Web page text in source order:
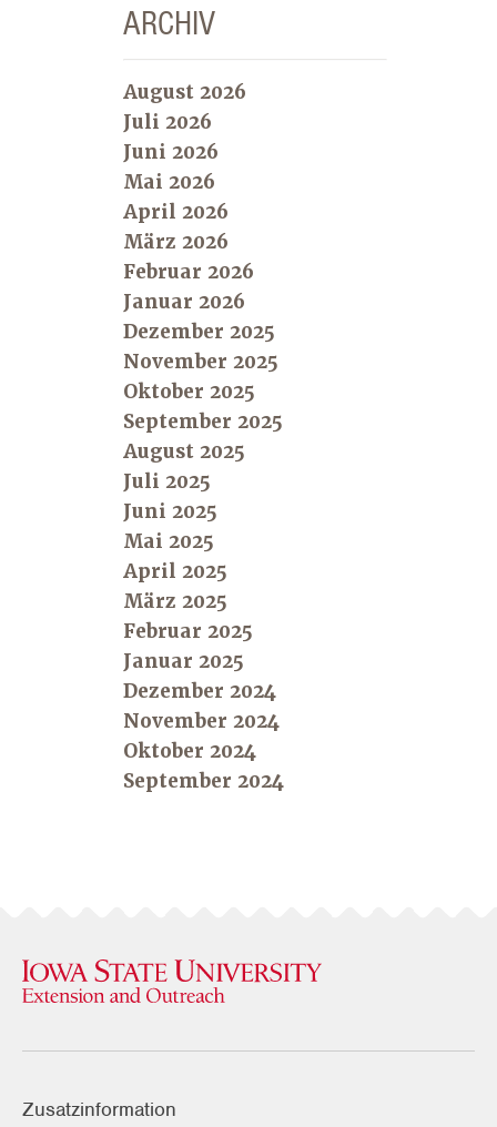
ARCHIV
August 2026
Juli 2026
Juni 2026
Mai 2026
April 2026
März 2026
Februar 2026
Januar 2026
Dezember 2025
November 2025
Oktober 2025
September 2025
August 2025
Juli 2025
Juni 2025
Mai 2025
April 2025
März 2025
Februar 2025
Januar 2025
Dezember 2024
November 2024
Oktober 2024
September 2024
Zusatzinformation